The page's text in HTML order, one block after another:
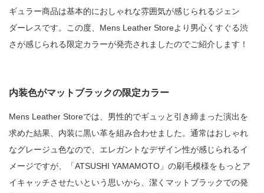
ギュラー商品は基本的におしゃれな雰囲気が感じられるジェン
ダーレスです。この度、Mens Leather Storeより男心くすぐる渋
さが感じられる限定カラーが発売されましたのでご紹介します！
内装色がマットブラックの限定カラー
Mens Leather Storeでは、男性的でギュッと引き締まった演出を
求めた結果、内装に黒い革を組み合わせました。通常はおしゃれ
なグレージュ色なので、エレガントなデザイン性が感じられるイ
メージですが、「ATSUSHI YAMAMOTO」の刷毛模様をもっとア
イキャッチさせたいという思いから、潔くマットブラックでの発